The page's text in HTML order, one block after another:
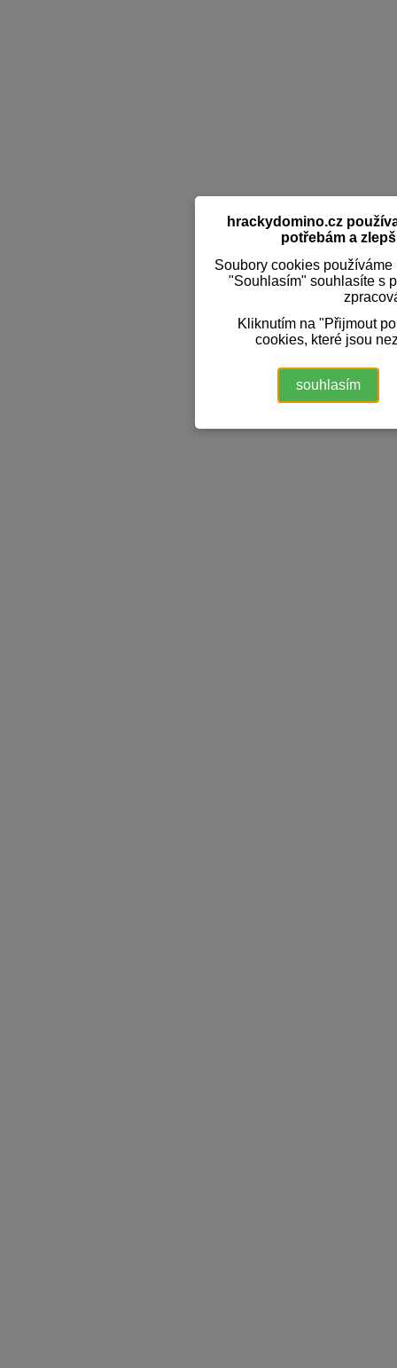
hrackydomino.cz
potřebám a
Soubory cookies
"Souhlasím" souhlasíte s
Kliknutím na "Přijmout
cookies, které jsou
souhlasím